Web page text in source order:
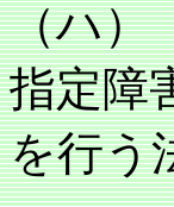
（ハ）
指定障
を行う